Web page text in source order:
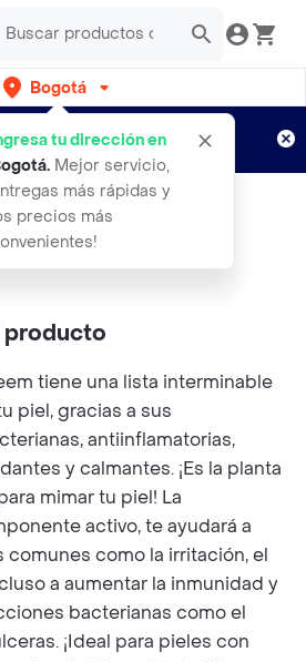
Bogotá
tu dirección en
. Mejor servicio,
más rápidas y
precios más
por semanas
Aplican TyC
Neem 30ml
producto
tiene una lista interminable
piel, gracias a sus
antiinflamatorias,
y calmantes. ¡Es la planta
mimar tu piel! La
activo, te ayudará a
como la irritación, el
a aumentar la inmunidad y
bacterianas como el
¡Ideal para pieles con